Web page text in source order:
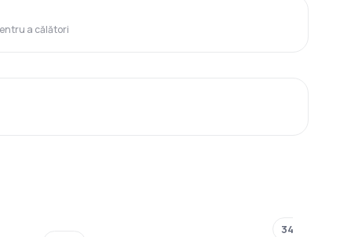
a călători
343 €